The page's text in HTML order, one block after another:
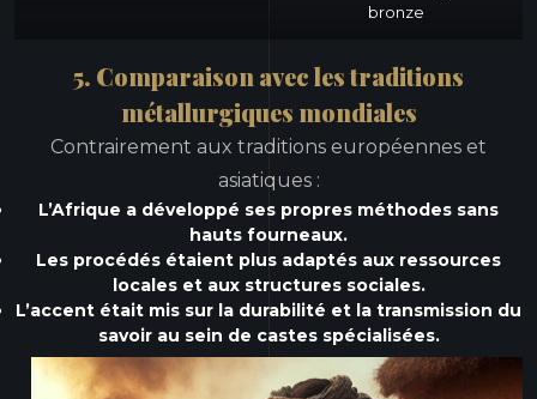
bronze
5. Comparaison avec les traditions
métallurgiques mondiales
Contrairement aux traditions européennes et
asiatiques :
L’Afrique a développé ses propres méthodes sans
hauts fourneaux.
Les procédés étaient plus adaptés aux ressources
locales et aux structures sociales.
L’accent était mis sur la durabilité et la transmission du
savoir au sein de castes spécialisées.